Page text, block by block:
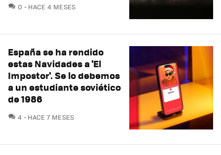
0 COMENTARIOS
HACE 4 MESES
España se ha rendido
estas Navidades a 'El
Impostor'. Se lo debemos
a un estudiante soviético
de 1986
4 COMENTARIOS
HACE 7 MESES